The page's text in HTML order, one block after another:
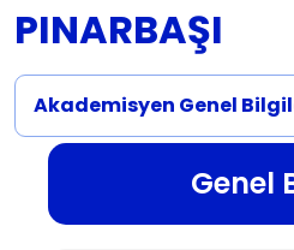
PINARBAŞI
Akademisyen Genel
Genel